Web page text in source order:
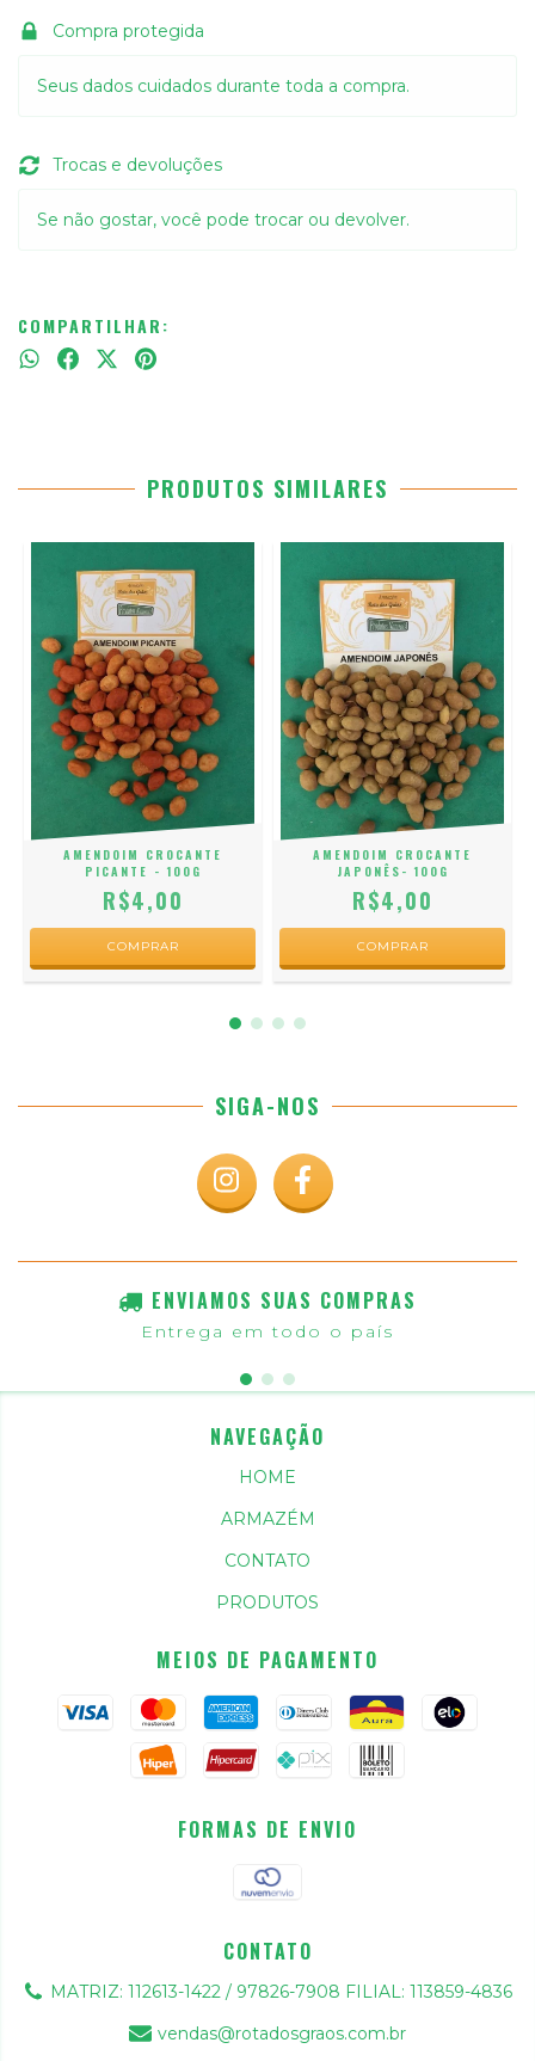
Compra protegida
Seus dados cuidados durante toda a compra.
Trocas e devoluções
Se não gostar, você pode trocar ou devolver.
COMPARTILHAR:
PRODUTOS SIMILARES
AMENDOIM CROCANTE
PICANTE - 100G
R$4,00
AMENDOIM CROCANTE
JAPONÊS- 100G
R$4,00
SIGA-NOS
ENVIAMOS SUAS COMPRAS
Entrega em todo o país
NAVEGAÇÃO
HOME
ARMAZÉM
CONTATO
PRODUTOS
MEIOS DE PAGAMENTO
FORMAS DE ENVIO
CONTATO
MATRIZ: 112613-1422 / 97826-7908 FILIAL: 113859-4836
vendas@rotadosgraos.com.br